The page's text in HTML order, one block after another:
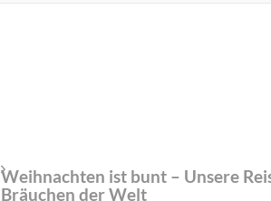
Weihnachten ist bunt – Unsere
Bräuchen der Welt